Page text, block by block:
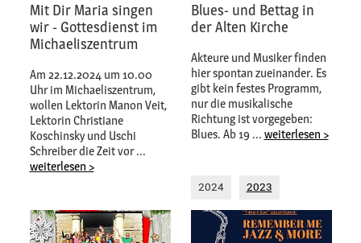
Mit Dir Maria singen
wir - Gottesdienst im
Michaeliszentrum
Am 22.12.2024 um 10.00
Uhr im Michaeliszentrum,
wollen Lektorin Manon Veit,
Lektorin Christiane
Koschinsky und Uschi
Schreiber die Zeit vor ...
weiterlesen >
Blues- und Bettag in
der Alten Kirche
Akteure und Musiker finden
hier spontan zueinander. Es
gibt kein festes Programm,
nur die musikalische
Richtung ist vorgegeben:
Blues. Ab 19 ... weiterlesen >
2024 2023